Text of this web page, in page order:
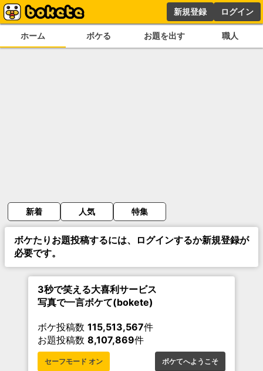
新規登録 ログイン
ホーム ボケる お題を出す 職人
新着 人気 特集
ボケたりお題投稿するには、ログインするか新規登録が
必要です。
3秒で笑える大喜利サービス
写真で一言ボケて(bokete)
ボケ投稿数 115,513,567件
お題投稿数 8,107,869件
セーフモード オン ボケてへようこそ